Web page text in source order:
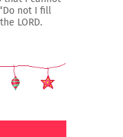
not I fill
LORD.